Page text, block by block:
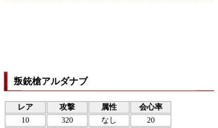
叛銃槍アルダナブ
レア 攻撃 属性
会心率
10
320 なし
20